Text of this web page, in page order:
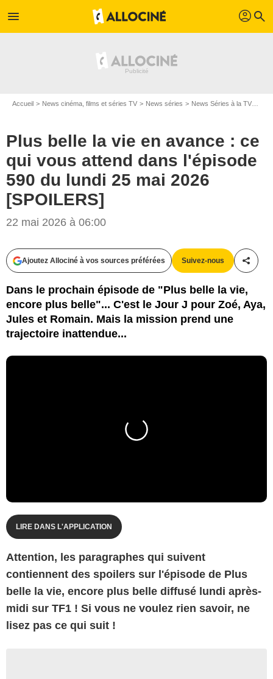
menu profil search
Accueil News cinéma, films et séries TV News séries News Séries à la TV
Plus belle la vie en avance : ce
qui vous attend dans l'épisode
590 du lundi 25 mai 2026
[SPOILERS]
22 mai 2026 à 06:00
Ajoutez Allociné à vos sources préférées Suivez-nous
Dans le prochain épisode de "Plus belle la vie,
encore plus belle"... C'est le Jour J pour Zoé, Aya,
Jules et Romain. Mais la mission prend une
trajectoire inattendue...
LIRE DANS L'APPLICATION
Attention, les paragraphes qui suivent
contiennent des spoilers sur l'épisode de Plus
belle la vie, encore plus belle diffusé lundi après-
midi sur TF1 ! Si vous ne voulez rien savoir, ne
lisez pas ce qui suit !